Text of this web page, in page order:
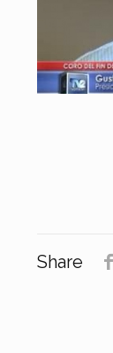
Share